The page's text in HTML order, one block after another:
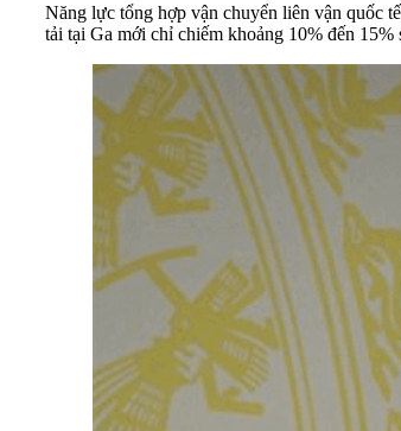
Năng lực tổng hợp vận chuyển liên vận quốc
tải tại Ga mới chỉ chiếm khoảng 10% đến